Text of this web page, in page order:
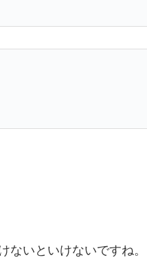
いといけないですね。